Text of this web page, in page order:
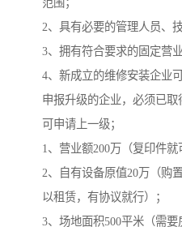
范围；
2、具有必要的管理人员、
3、拥有符合要求的固定营
4、新成立的维修安装企业
申报升级的企业，必须已
可申请上一级；
1、营业额200万（复印件就
2、自有设备原值20万（购
以租赁，有协议就行）；
3、场地面积500平米（需要